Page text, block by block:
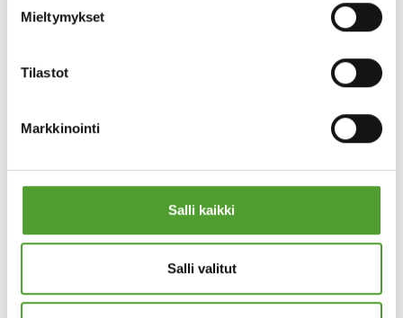
Mieltymykset
Tilastot
Markkinointi
Salli kaikki
Salli valitut
722 7153